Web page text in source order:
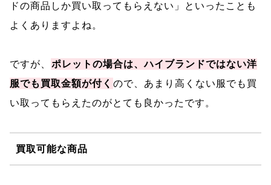
ドの商品しか買い取ってもらえない」といったことも
よくありますよね。
ですが、 ポレットの場合は、ハイブランドではない洋
服でも買取金額が付く ので、あまり高くない服でも買
い取ってもらえたのがとても良かったです。
買取可能な商品